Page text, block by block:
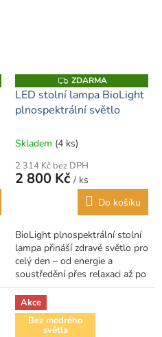
Z
D
A
R
ZDARMA
LED stolní lampa BioLight
plnospektrální světlo
Skladem (4 ks)
2 314 Kč bez DPH
2 800 Kč / ks
Do košíku
BioLight plnospektrální stolní
lampa přináší zdravé světlo pro
celý den – od energie a
soustředění přes relaxaci až po
klidný spánek. Nabízí denní
režim s přirozeným slunečním...
Akce
Bez modrého
světla